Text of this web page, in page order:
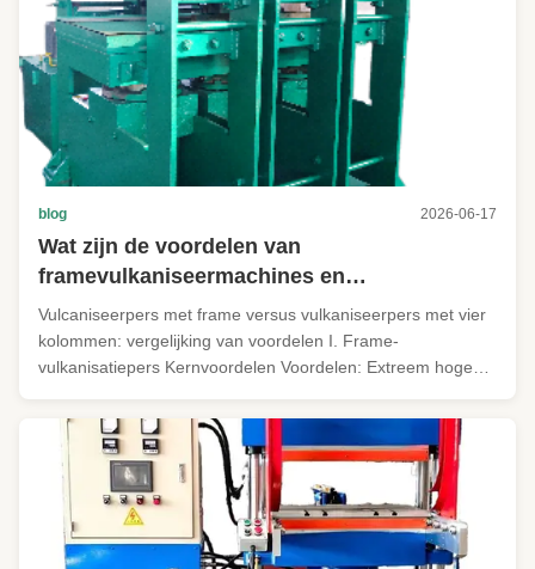
blog 2026-06-17
Wat zijn de voordelen van
framevulkaniseermachines en
vulkaniseermachines met vier kolommen?
Vulcaniseerpers met frame versus vulkaniseerpers met vier
kolommen: vergelijking van voordelen I. Frame-
vulkanisatiepers Kernvoordelen Voordelen: Extreem hoge
stalen frame zorgt voor een gelijkmatige
spanningsverdeling, waardoor het ...